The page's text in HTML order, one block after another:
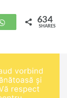
WhatsApp
634
SHARES